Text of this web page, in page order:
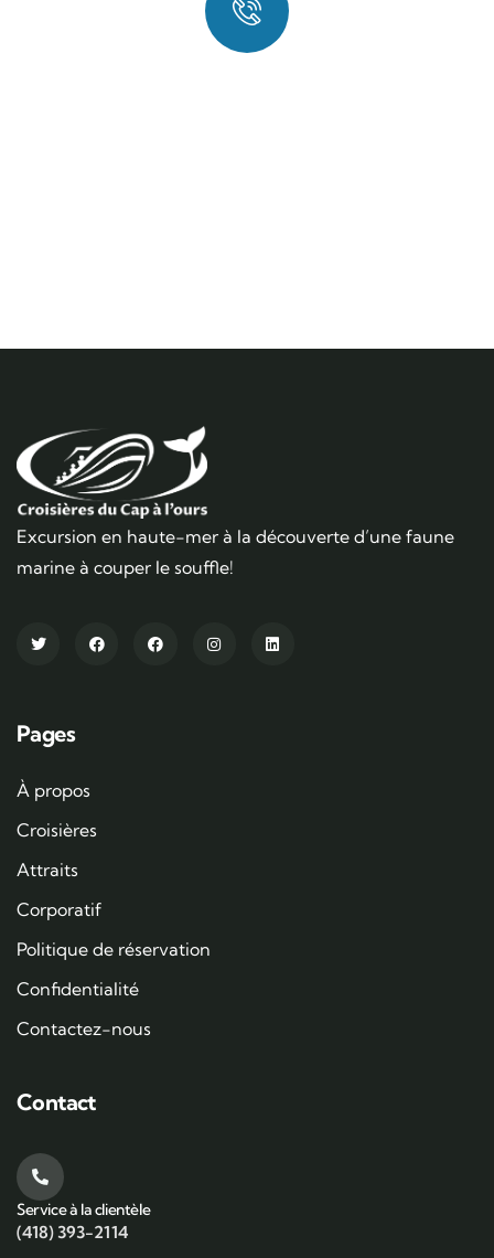
Excursion en haute-mer à la découverte d’une faune
marine à couper le souffle!
Pages
À propos
Croisières
Attraits
Corporatif
Politique de réservation
Confidentialité
Contactez-nous
Contact
Service à la clientèle
(418) 393-2114